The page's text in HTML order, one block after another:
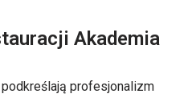
Akademia
profesjonalizm